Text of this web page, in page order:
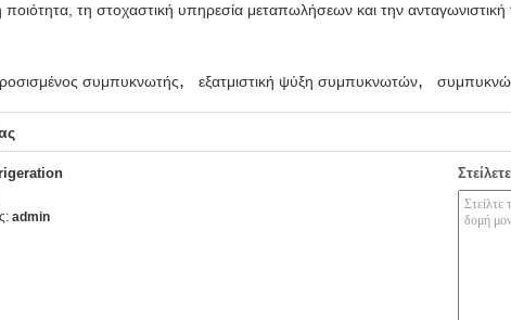
τη στοχαστική υπηρεσία μεταπωλήσεων και την
συμπυκνωτής, εξατμιστική ψύξη συμπυκνωτών,
admin